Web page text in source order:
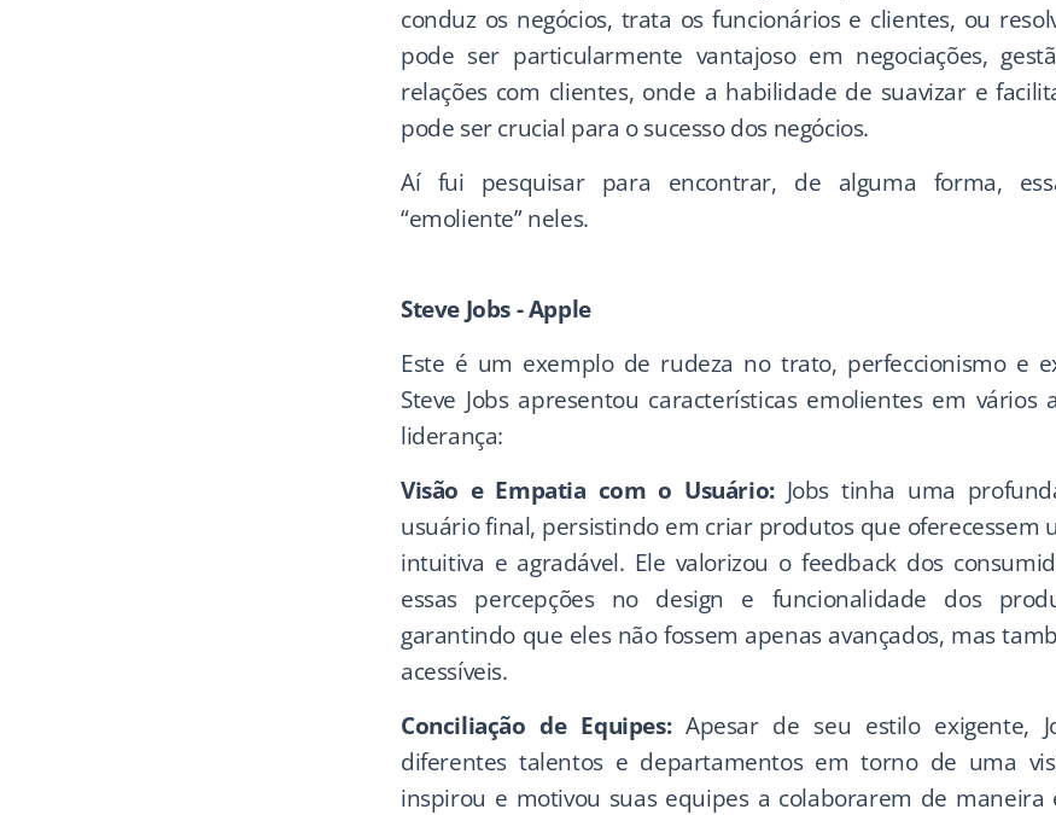
conduz os negócios, trata os funcionários e clientes, ou
pode ser particularmente vantajoso em negociações,
relações com clientes, onde a habilidade de suavizar e
pode ser crucial para o sucesso dos negócios.
Aí fui pesquisar para encontrar, de alguma forma,
“emoliente” neles.
Steve Jobs - Apple
Este é um exemplo de rudeza no trato, perfeccionismo e
Steve Jobs apresentou características emolientes em vários
liderança:
Visão e Empatia com o Usuário:Jobs tinha uma
usuário final, persistindo em criar produtos que oferecessem
intuitiva e agradável. Ele valorizou o feedback dos
essas percepções no design e funcionalidade dos
garantindo que eles não fossem apenas avançados, mas
acessíveis.
Conciliação de Equipes: Apesar de seu estilo exigente,
diferentes talentos e departamentos em torno de uma
inspirou e motivou suas equipes a colaborarem de maneira